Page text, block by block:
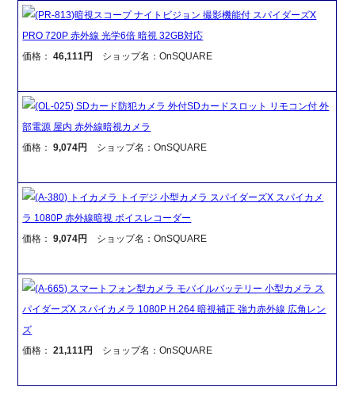
(PR-813)暗視スコープ ナイトビジョン 撮影機能付 スパイダーズX
PRO 720P 赤外線 光学6倍 暗視 32GB対応
価格：46,111円 ショップ名：OnSQUARE
(OL-025) SDカード防犯カメラ 外付SDカードスロット リモコン付 外
部電源 屋内 赤外線暗視カメラ
価格：9,074円 ショップ名：OnSQUARE
(A-380) トイカメラ トイデジ 小型カメラ スパイダーズX スパイカメ
ラ 1080P 赤外線暗視 ボイスレコーダー
価格：9,074円 ショップ名：OnSQUARE
(A-665) スマートフォン型カメラ モバイルバッテリー 小型カメラ ス
パイダーズX スパイカメラ 1080P H.264 暗視補正 強力赤外線 広角レン
ズ
価格：21,111円 ショップ名：OnSQUARE